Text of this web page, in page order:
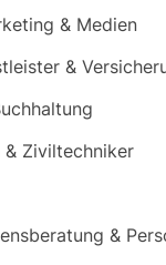
& Medien
&
Ziviltechniker
&